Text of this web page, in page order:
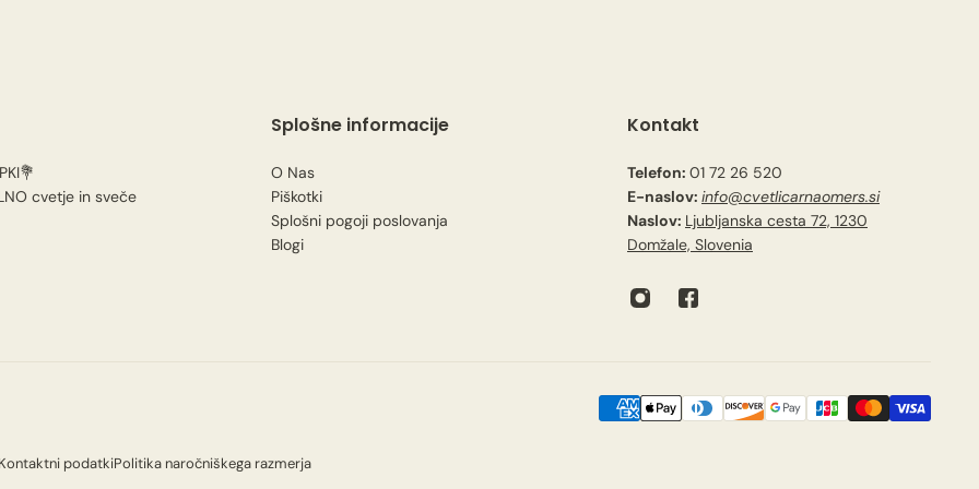
cvetje in sveče
Splošne informacije
O Nas
Piškotki
Splošni pogoji poslovanja
Blogi
Kontakt
Telefon: 01 72 26 520
E-naslov: info@cvetlicarnaomers.si
Naslov: Ljubljanska cesta 72, 1230
Domžale, Slovenia
Kontaktni podatkiPolitika naročniškega razmerja